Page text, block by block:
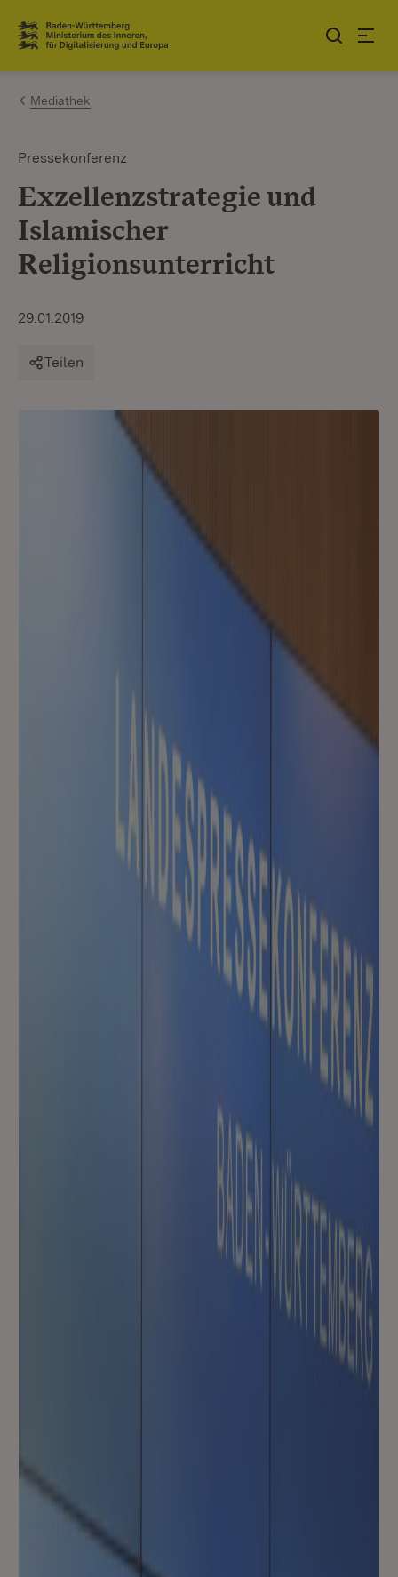
Zum Inhalt springen
Link zur Startseite
Mediathek
Pressekonferenz
Exzellenzstrategie und
Islamischer
Religionsunterricht
29.01.2019
Teilen